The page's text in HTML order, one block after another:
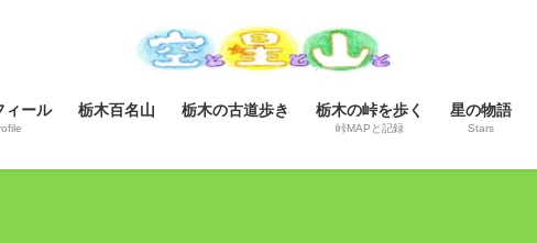
ツ
ス
シ
ン
ィール 栃木百名山 栃木の古道歩き 栃木の峠を歩く
峠MAPと記録
星の物語
Stars